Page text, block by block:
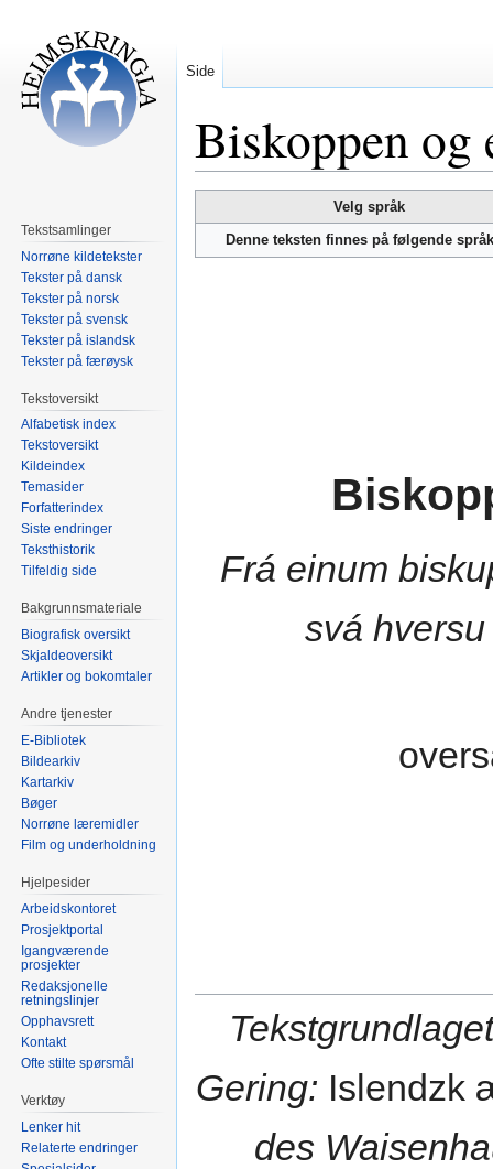
Biskoppen og
til
navigering
til
Velg språk
Denne teksten finnes på følgende
Frá einum
svá
Gering: Islendzk
des
Side
Tekstsamlinger
Norrøne kildetekster
Tekster på dansk
Tekster på norsk
Tekster på svensk
Tekster på islandsk
Tekster på færøysk
Tekstoversikt
Alfabetisk index
Tekstoversikt
Kildeindex
Temasider
Forfatterindex
Siste endringer
Teksthistorik
Tilfeldig side
Bakgrunnsmateriale
Biografisk oversikt
Skjaldeoversikt
Artikler og bokomtaler
Andre tjenester
E-Bibliotek
Bildearkiv
Kartarkiv
Bøger
Norrøne læremidler
Film og underholdning
Hjelpesider
Arbeidskontoret
Prosjektportal
Igangværende
prosjekter
Redaksjonelle
retningslinjer
Opphavsrett
Kontakt
Ofte stilte spørsmål
Verktøy
Lenker hit
Relaterte endringer